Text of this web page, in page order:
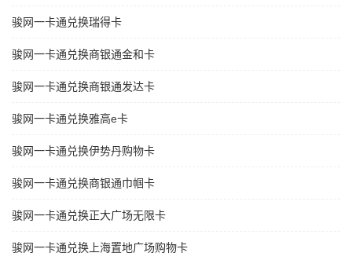
骏网一卡通兑换瑞得卡
骏网一卡通兑换商银通金和卡
骏网一卡通兑换商银通发达卡
骏网一卡通兑换雅高e卡
骏网一卡通兑换伊势丹购物卡
骏网一卡通兑换商银通巾帼卡
骏网一卡通兑换正大广场无限卡
骏网一卡通兑换上海置地广场购物卡